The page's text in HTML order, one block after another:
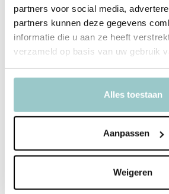
partners voor social media,
partners kunnen deze gegevens
informatie die u aan ze heeft
verzameld op basis van uw gebruik
Alles toestaan
Aanpassen
Weigeren
SKU BTBBCL09
EAN
Merk A Little Lovely
Bekijk ook deze must-haves